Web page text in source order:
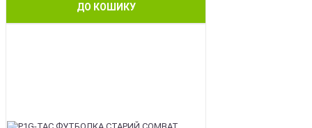
ДО КОШИКУ